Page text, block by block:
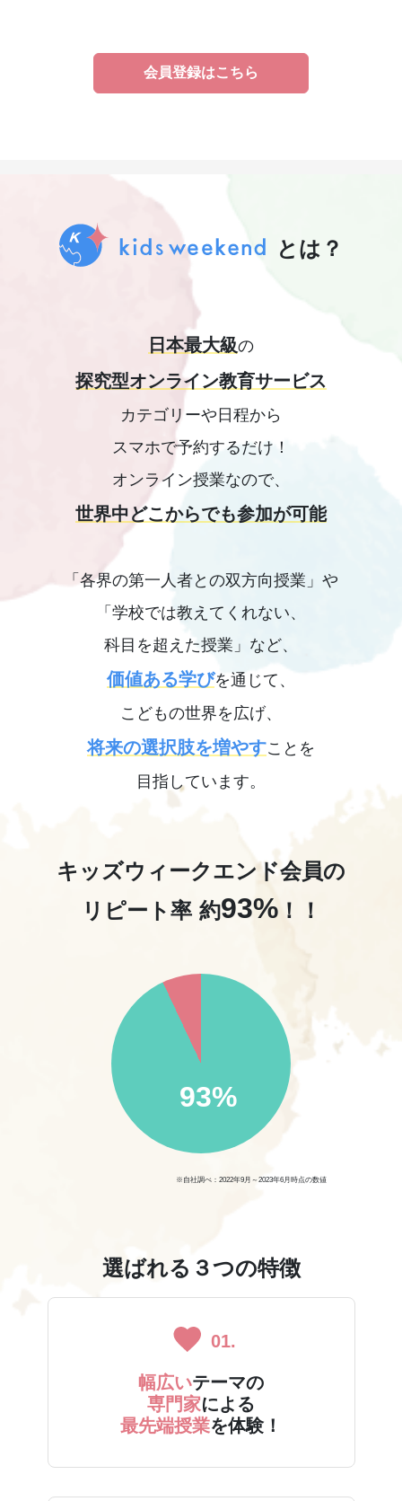
会員登録はこちら
とは？
日本最大級の
探究型オンライン教育サービス
カテゴリーや日程から
スマホで予約するだけ！
オンライン授業なので、
世界中どこからでも参加が可能
「各界の第一人者との双方向授業」や
「学校では教えてくれない、
科目を超えた授業」など、
価値ある学びを通じて、
こどもの世界を広げ、
将来の選択肢を増やすことを
目指しています。
93%
キッズウィークエンド会員の
リピート率約93%！！
※自社調べ：2022年9月～2023年6月時点の数値
選ばれる３つの特徴
01.
幅広いテーマの
専門家による
最先端授業を体験！